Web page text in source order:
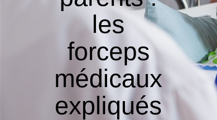
les
forceps
médicaux
expliqués